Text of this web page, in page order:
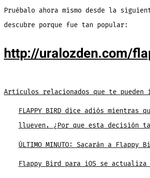
Pruébalo ahora mismo desde la
descubre porque fue tan popular:
http://uralozden.com/
Artículos relacionados que te pueden
FLAPPY BIRD dice adiós mientras
llueven. ¿Por que esta decisión
ÚLTIMO MINUTO: Sacarán a Flappy
Flappy Bird para iOS se actualiza